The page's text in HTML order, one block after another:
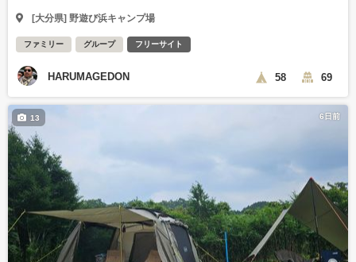
[大分県] 野遊び浜キャンプ場
ファミリー グループ フリーサイト
HARUMAGEDON 58 69
6日前
13